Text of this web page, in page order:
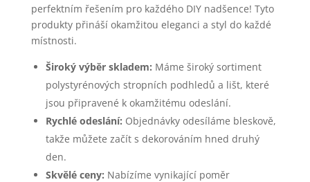
perfektním řešením pro každého DIY nadšence! Tyto
produkty přináší okamžitou eleganci a styl do každé
místnosti.
Široký výběr skladem: Máme široký sortiment
polystyrénových stropních podhledů a lišt, které
jsou připravené k okamžitému odeslání.
Rychlé odeslání: Objednávky odesíláme bleskově,
takže můžete začít s dekorováním hned druhý
den.
Skvělé ceny: Nabízíme vynikající poměr